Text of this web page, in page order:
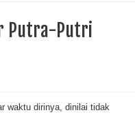
Putra-Putri
waktu dirinya, dinilai tidak